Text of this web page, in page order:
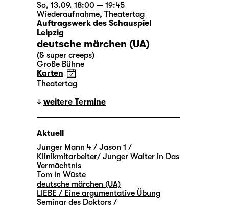
So, 13.09. 18:00 — 19:45
Wiederaufnahme, Theatertag
Auftragswerk des Schauspiel
Leipzig
deutsche märchen (UA)
(& super creeps)
Große Bühne
Karten
Theatertag
weitere Termine
Aktuell
Junger Mann 4 / Jason 1 /
Klinikmitarbeiter/ Junger Walter in Das
Vermächtnis
Tom in Wüste
deutsche märchen (UA)
LIEBE / Eine argumentative Übung
Seminar des Doktors /